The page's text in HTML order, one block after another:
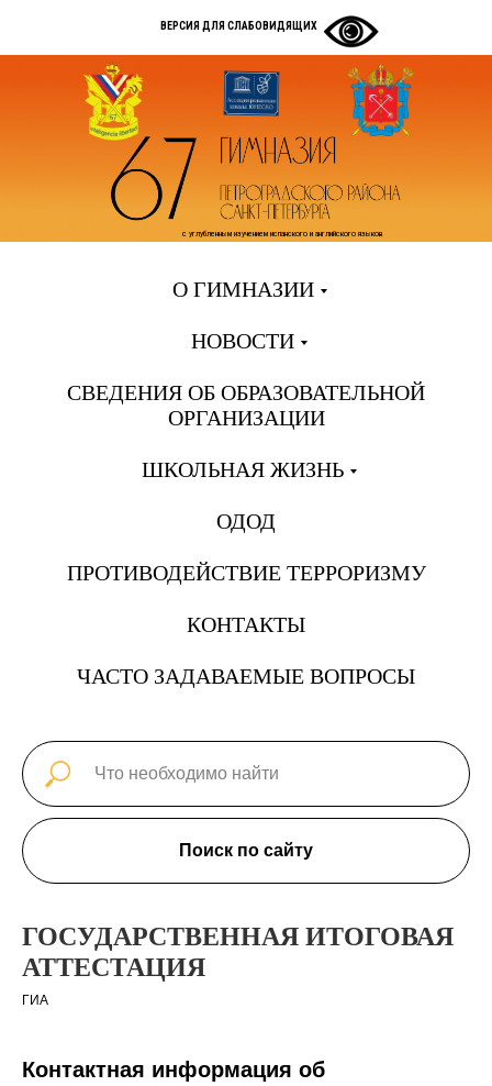
ВЕРСИЯ ДЛЯ СЛАБОВИДЯЩИХ
с углубленным изучением испанского и английского языков
О ГИМНАЗИИ
НОВОСТИ
СВЕДЕНИЯ ОБ ОБРАЗОВАТЕЛЬНОЙ
ОРГАНИЗАЦИИ
ШКОЛЬНАЯ ЖИЗНЬ
ОДОД
ПРОТИВОДЕЙСТВИЕ ТЕРРОРИЗМУ
КОНТАКТЫ
ЧАСТО ЗАДАВАЕМЫЕ ВОПРОСЫ
Поиск по сайту
ГОСУДАРСТВЕННАЯ ИТОГОВАЯ
АТТЕСТАЦИЯ
ГИА
Контактная информация об